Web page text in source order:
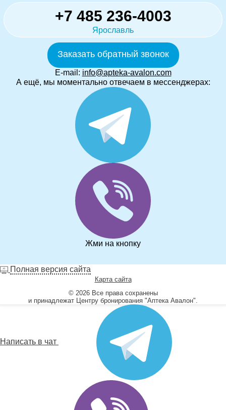
+7 485 236-4003
Ярославль
Заказать обратный звонок
E-mail: info@apteka-avalon.com
А ещё, мы моментально отвечаем в мессенджерах:
Жми на кнопку
Полная версия сайта
Карта сайта
© 2026 Все права сохранены
и принадлежат Центру бронирования "Аптека Авалон".
Написать в чат